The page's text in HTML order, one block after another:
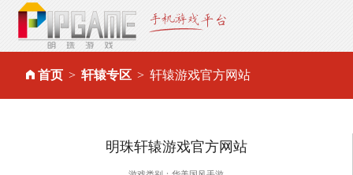
首页 轩辕专区 轩辕游戏官方网站
明珠轩辕游戏官方网站